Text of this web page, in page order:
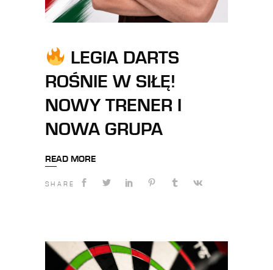
LEGIA DARTS
ROŚNIE W SIŁĘ!
NOWY TRENER I
NOWA GRUPA
READ MORE
SHARE